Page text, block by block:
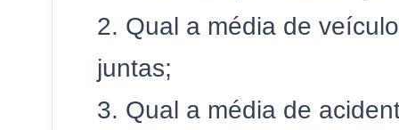
2. Qual a média de
juntas;
3. Qual a média de